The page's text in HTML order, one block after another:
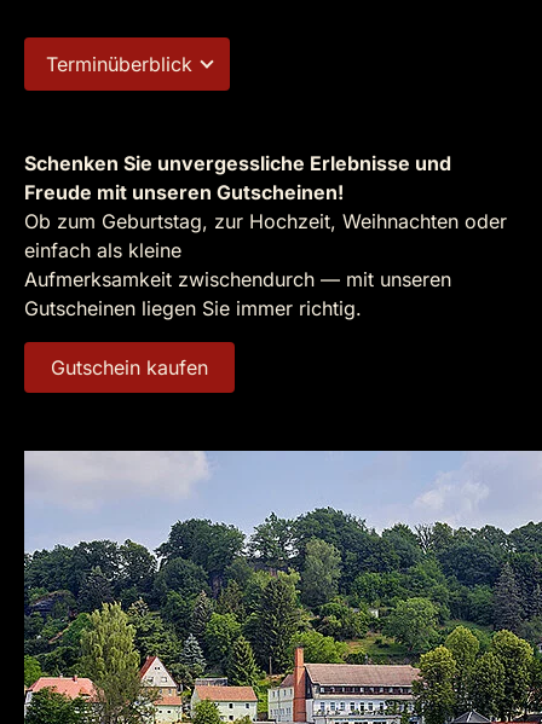
Terminüberblick
Schenken Sie unvergessliche Erlebnisse und
Freude mit unseren Gutscheinen!
Ob zum Geburtstag, zur Hochzeit, Weihnachten oder
einfach als kleine
Aufmerksamkeit zwischendurch — mit unseren
Gutscheinen liegen Sie immer richtig.
Gutschein kaufen